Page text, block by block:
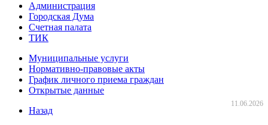
Администрация
Городская Дума
Счетная палата
ТИК
Муниципальные услуги
Нормативно-правовые акты
График личного приема граждан
Открытые данные
Назад
11.06.2026